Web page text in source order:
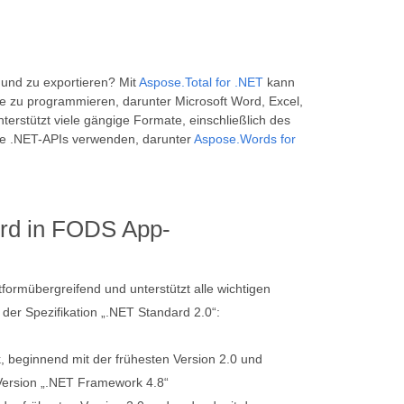
zu exportieren? MitAspose.Total for .NET kann
programmieren, darunter Microsoft Word, Excel,
viele gängige Formate, einschließlich des
.NET-APIs verwenden, darunterAspose.Words for
in FODS App-
und unterstützt alle wichtigen
Spezifikation „.NET Standard 2.0“:
beginnend mit der frühesten Version 2.0 und
„.NET Framework 4.8“